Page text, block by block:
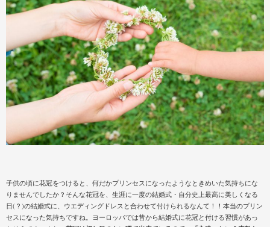
子供の頃に花冠をつけると、何だかプリンセスになったようなときめいた気持ちにな
りませんでしたか？そんな花冠を、生涯に一度の結婚式・自分史上最高に美しくなる
日(？)の結婚式に、ウエディングドレスと合わせて付けられるなんて！！本当のプリン
セスになった気持ちですね。ヨーロッパでは昔から結婚式に花冠と付ける習慣があっ